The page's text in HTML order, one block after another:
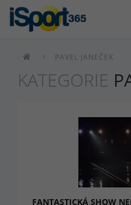
PAVEL JANEČEK
KATEGORIE
FANTASTICKÁ SHOW